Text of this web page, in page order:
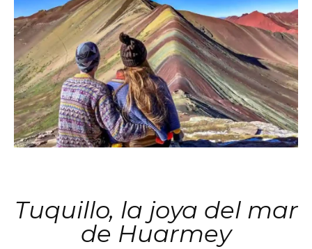
Tuquillo, la joya del mar
de Huarmey